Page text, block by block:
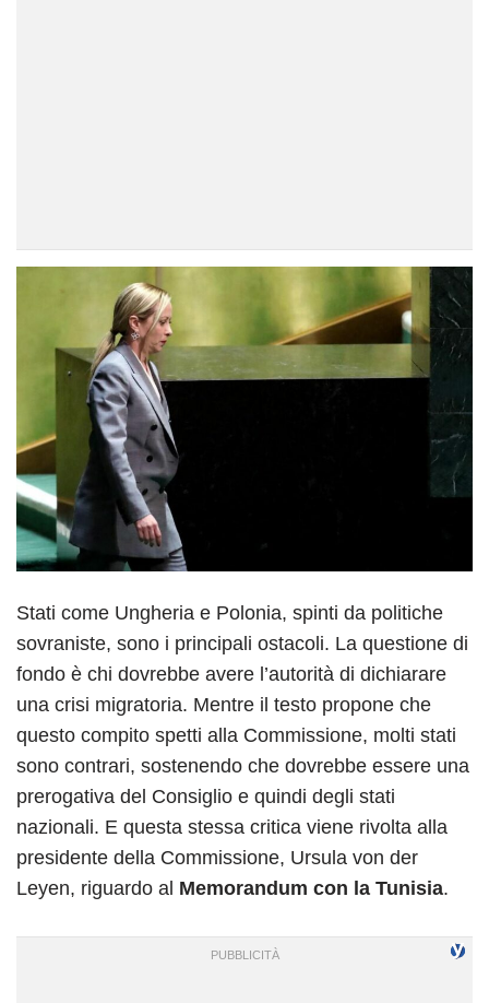
Stati come Ungheria e Polonia, spinti da politiche
sovraniste, sono i principali ostacoli. La questione di
fondo è chi dovrebbe avere l’autorità di dichiarare
una crisi migratoria. Mentre il testo propone che
questo compito spetti alla Commissione, molti stati
sono contrari, sostenendo che dovrebbe essere una
prerogativa del Consiglio e quindi degli stati
nazionali. E questa stessa critica viene rivolta alla
presidente della Commissione, Ursula von der
Leyen, riguardo al Memorandum con la Tunisia.